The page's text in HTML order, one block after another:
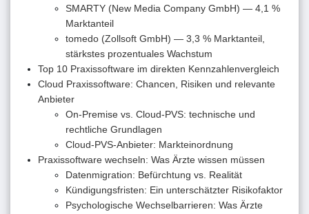
SMARTY (New Media Company GmbH) — 4,1 %
Marktanteil
tomedo (Zollsoft GmbH) — 3,3 % Marktanteil,
stärkstes prozentuales Wachstum
Top 10 Praxissoftware im direkten Kennzahlenvergleich
Cloud Praxissoftware: Chancen, Risiken und relevante
Anbieter
On-Premise vs. Cloud-PVS: technische und
rechtliche Grundlagen
Cloud-PVS-Anbieter: Markteinordnung
Praxissoftware wechseln: Was Ärzte wissen müssen
Datenmigration: Befürchtung vs. Realität
Kündigungsfristen: Ein unterschätzter Risikofaktor
Psychologische Wechselbarrieren: Was Ärzte